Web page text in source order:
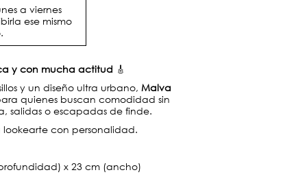
a viernes
ese mismo
y con mucha actitud 🎸
y un diseño ultra urbano, Malva
quienes buscan comodidad sin
salidas o escapadas de finde.
con personalidad.
x 23 cm (ancho)